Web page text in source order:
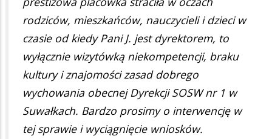
rodziców, mieszkańców, nauczycieli i dzieci w
czasie od kiedy Pani J. jest dyrektorem, to
wyłącznie wizytówką niekompetencji, braku
kultury i znajomości zasad dobrego
wychowania obecnej Dyrekcji SOSW nr 1 w
Suwałkach. Bardzo prosimy o interwencję w
tej sprawie i wyciągnięcie wniosków.